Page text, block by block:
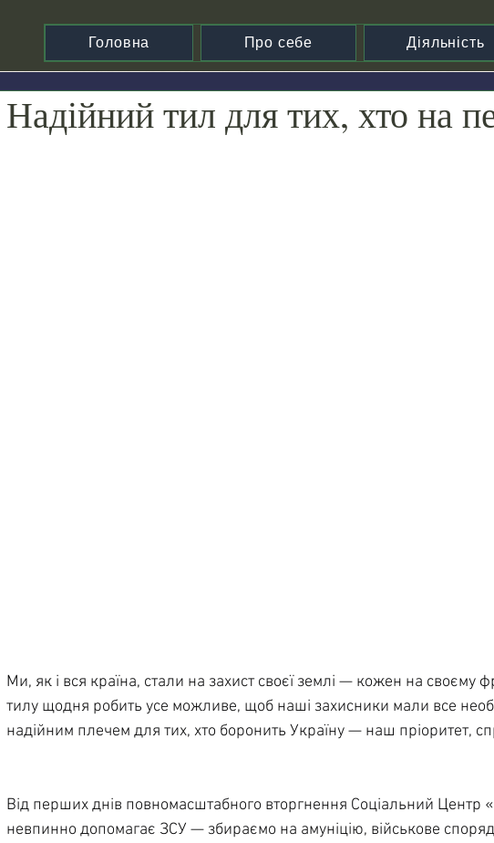
Головна Про себе Діяльність
Надійний тил для тих, хто на
Ми, як і вся країна, стали на захист своєї землі — кожен на своєму
тилу щодня робить усе можливе, щоб наші захисники мали все
надійним плечем для тих, хто боронить Україну — наш пріоритет,
Від перших днів повномасштабного вторгнення Соціальний Центр
невпинно допомагає ЗСУ — збираємо на амуніцію, військове